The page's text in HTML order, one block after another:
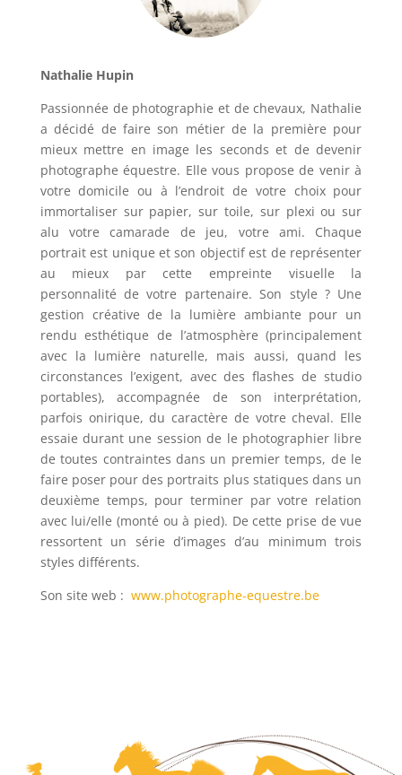
Nathalie Hupin
Passionnée de photographie et de chevaux, Nathalie
a décidé de faire son métier de la première pour
mieux mettre en image les seconds et de devenir
photographe équestre. Elle vous propose de venir à
votre domicile ou à l’endroit de votre choix pour
immortaliser sur papier, sur toile, sur plexi ou sur
alu votre camarade de jeu, votre ami. Chaque
portrait est unique et son objectif est de représenter
au mieux par cette empreinte visuelle la
personnalité de votre partenaire. Son style ? Une
gestion créative de la lumière ambiante pour un
rendu esthétique de l’atmosphère (principalement
avec la lumière naturelle, mais aussi, quand les
circonstances l’exigent, avec des flashes de studio
portables), accompagnée de son interprétation,
parfois onirique, du caractère de votre cheval. Elle
essaie durant une session de le photographier libre
de toutes contraintes dans un premier temps, de le
faire poser pour des portraits plus statiques dans un
deuxième temps, pour terminer par votre relation
avec lui/elle (monté ou à pied). De cette prise de vue
ressortent un série d’images d’au minimum trois
styles différents.
Son site web : www.photographe-equestre.be